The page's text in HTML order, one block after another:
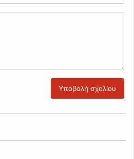
Υποβολή σχολίου